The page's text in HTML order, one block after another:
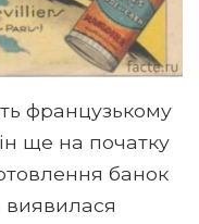
французькому
ще на початку
банок
виявилася